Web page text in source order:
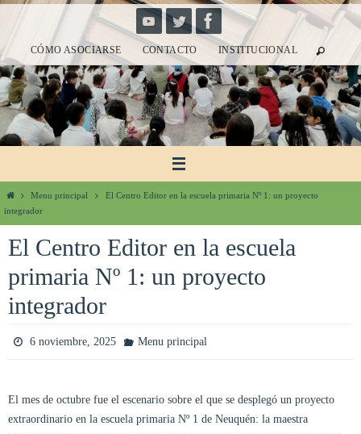
contenidoCÓMO ASOCIARSE CONTACTO INSTITUCIONAL
InicioMenu principal
El Centro Editor en la escuela primaria Nº 1: un proyecto
integrador
El Centro Editor en la escuela
primaria Nº 1: un proyecto
integrador
6 noviembre, 2025 Menu principal
El mes de octubre fue el escenario sobre el que se desplegó un proyecto
extraordinario en la escuela primaria Nº 1 de Neuquén: la maestra